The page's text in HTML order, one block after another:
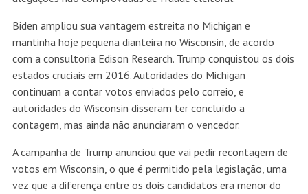
Biden ampliou sua vantagem estreita no Michigan e
mantinha hoje pequena dianteira no Wisconsin, de acordo
com a consultoria Edison Research. Trump conquistou os dois
estados cruciais em 2016. Autoridades do Michigan
continuam a contar votos enviados pelo correio, e
autoridades do Wisconsin disseram ter concluído a
contagem, mas ainda não anunciaram o vencedor.
A campanha de Trump anunciou que vai pedir recontagem de
votos em Wisconsin, o que é permitido pela legislação, uma
vez que a diferença entre os dois candidatos era menor do